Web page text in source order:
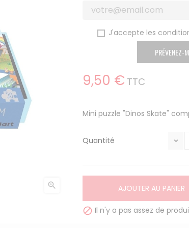

J'accepte les
PRÉVENEZ-
9,50 € TTC
Mini puzzle "Dinos Skate"
Quantité
AJOUTER AU PANIER
 Il n'y a pas assez de